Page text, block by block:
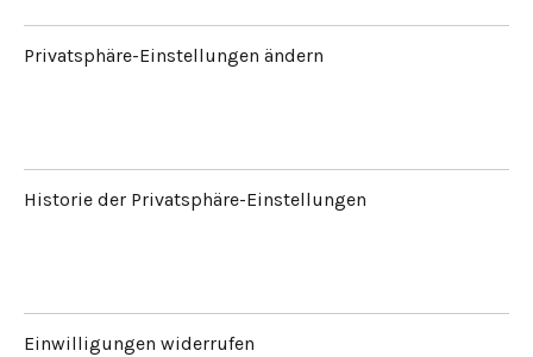
Privatsphäre-Einstellungen ändern
Historie der Privatsphäre-Einstellungen
Einwilligungen widerrufen